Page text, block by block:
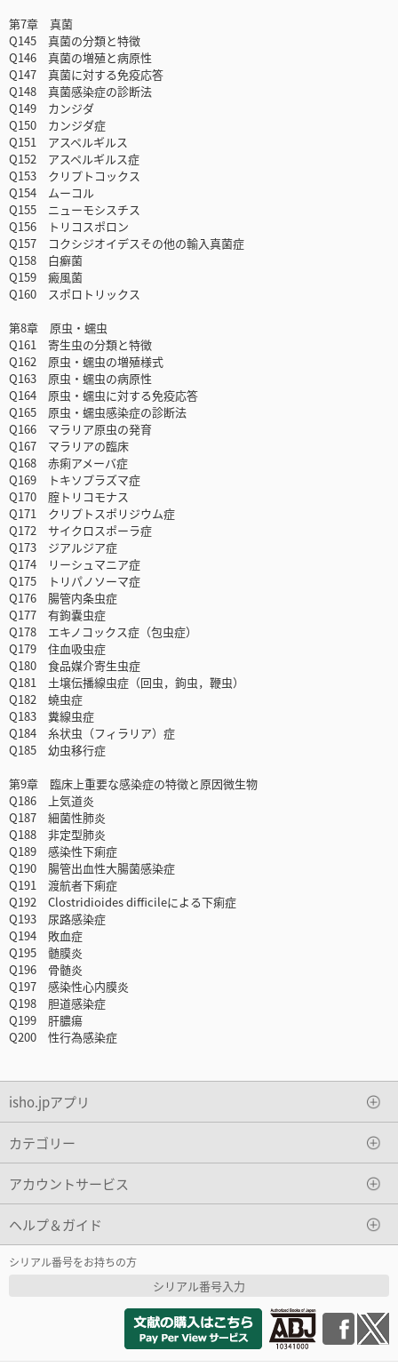
第7章 真菌
Q145 真菌の分類と特徴
Q146 真菌の増殖と病原性
Q147 真菌に対する免疫応答
Q148 真菌感染症の診断法
Q149 カンジダ
Q150 カンジダ症
Q151 アスペルギルス
Q152 アスペルギルス症
Q153 クリプトコックス
Q154 ムーコル
Q155 ニューモシスチス
Q156 トリコスポロン
Q157 コクシジオイデスその他の輸入真菌症
Q158 白癬菌
Q159 癜風菌
Q160 スポロトリックス
第8章 原虫・蠕虫
Q161 寄生虫の分類と特徴
Q162 原虫・蠕虫の増殖様式
Q163 原虫・蠕虫の病原性
Q164 原虫・蠕虫に対する免疫応答
Q165 原虫・蠕虫感染症の診断法
Q166 マラリア原虫の発育
Q167 マラリアの臨床
Q168 赤痢アメーバ症
Q169 トキソプラズマ症
Q170 腟トリコモナス
Q171 クリプトスポリジウム症
Q172 サイクロスポーラ症
Q173 ジアルジア症
Q174 リーシュマニア症
Q175 トリパノソーマ症
Q176 腸管内条虫症
Q177 有鉤嚢虫症
Q178 エキノコックス症（包虫症）
Q179 住血吸虫症
Q180 食品媒介寄生虫症
Q181 土壌伝播線虫症（回虫，鉤虫，鞭虫）
Q182 蟯虫症
Q183 糞線虫症
Q184 糸状虫（フィラリア）症
Q185 幼虫移行症
第9章 臨床上重要な感染症の特徴と原因微生物
Q186 上気道炎
Q187 細菌性肺炎
Q188 非定型肺炎
Q189 感染性下痢症
Q190 腸管出血性大腸菌感染症
Q191 渡航者下痢症
Q192 Clostridioides difficileによる下痢症
Q193 尿路感染症
Q194 敗血症
Q195 髄膜炎
Q196 骨髄炎
Q197 感染性心内膜炎
Q198 胆道感染症
Q199 肝膿瘍
Q200 性行為感染症
isho.jpアプリ
カテゴリー
アカウントサービス
ヘルプ＆ガイド
シリアル番号をお持ちの方
シリアル番号入力